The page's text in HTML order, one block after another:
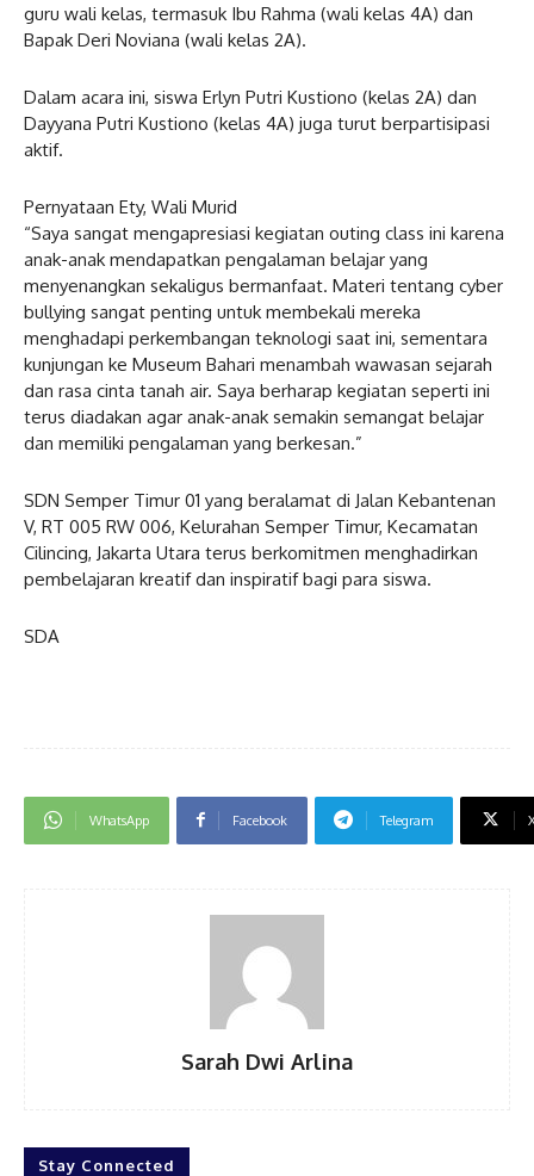
guru wali kelas, termasuk Ibu Rahma (wali kelas 4A) dan
Bapak Deri Noviana (wali kelas 2A).
Dalam acara ini, siswa Erlyn Putri Kustiono (kelas 2A) dan
Dayyana Putri Kustiono (kelas 4A) juga turut berpartisipasi
aktif.
Pernyataan Ety, Wali Murid
“Saya sangat mengapresiasi kegiatan outing class ini karena
anak-anak mendapatkan pengalaman belajar yang
menyenangkan sekaligus bermanfaat. Materi tentang cyber
bullying sangat penting untuk membekali mereka
menghadapi perkembangan teknologi saat ini, sementara
kunjungan ke Museum Bahari menambah wawasan sejarah
dan rasa cinta tanah air. Saya berharap kegiatan seperti ini
terus diadakan agar anak-anak semakin semangat belajar
dan memiliki pengalaman yang berkesan.”
SDN Semper Timur 01 yang beralamat di Jalan Kebantenan
V, RT 005 RW 006, Kelurahan Semper Timur, Kecamatan
Cilincing, Jakarta Utara terus berkomitmen menghadirkan
pembelajaran kreatif dan inspiratif bagi para siswa.
SDA
WhatsApp Facebook Telegram
Sarah Dwi Arlina
Stay Connected